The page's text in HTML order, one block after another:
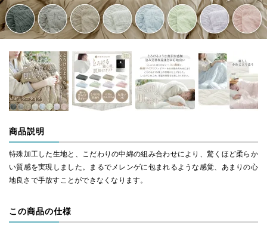
商品説明
特殊加工した生地と、こだわりの中綿の組み合わせにより、驚くほど柔らか
い質感を実現しました。まるでメレンゲに包まれるような感覚、あまりの心
地良さで手放すことができなくなります。
この商品の仕様